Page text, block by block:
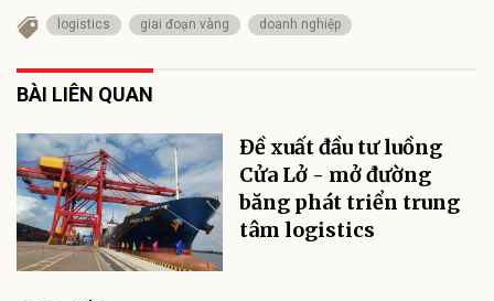
logistics giai đoạn vàng doanh nghiệp
BÀI LIÊN QUAN
Đề xuất đầu tư luồng
Cửa Lở - mở đường
băng phát triển trung
tâm logistics